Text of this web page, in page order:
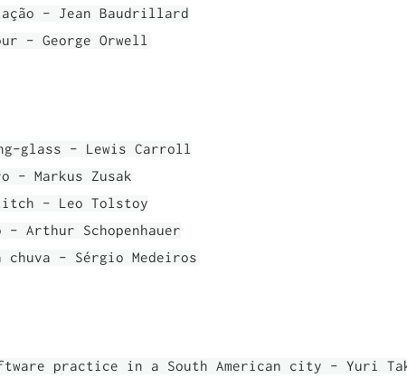
- Jean Baudrillard
- George Orwell
glass - Lewis Carroll
- Markus Zusak
- Leo Tolstoy
Arthur Schopenhauer
chuva - Sérgio Medeiros
practice in a South American city - Yuri